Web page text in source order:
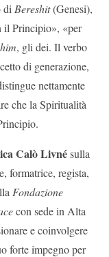
di Bereshit(Genesi),
Principio», «per
, gli dei. Il verbo
di generazione,
nettamente
che la Spiritualità
Calò Livnésulla
formatrice, regista,
Fondazione
con sede in Alta
e coinvolgere
forte impegno per